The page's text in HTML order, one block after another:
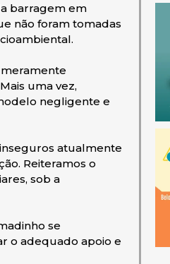
barragem em
não foram tomadas
uma vez,
negligente e
atualmente
Reiteramos o
sob a
se
o adequado apoio e